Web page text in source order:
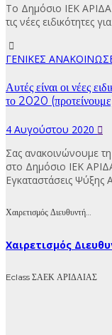
Το Δημόσιο ΙΕΚ
τις νέες ειδικότητες
ΓΕΝΙΚΕΣ
Αυτές είναι οι νέες
το 2020
4 Αυγούστου 2020
Σας ανακοινώνουμε
στο Δημόσιο ΙΕΚ
Εγκαταστάσεις Ψύξης
Χαιρετισμός Διευθυντή…
Χαιρετισμός
Eclass ΣΑΕΚ ΑΡΙΔΑΙΑΣ